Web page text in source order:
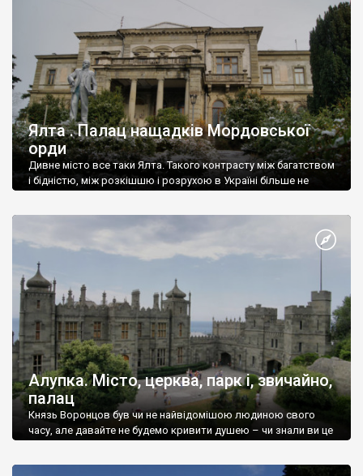
Ялта . Палац нащадків Мордовської
орди
Дивне місто все таки Ялта. Такого контрасту між багатством
і бідністю, між розкішшю і розрухою в Україні більше не
Алупка. Місто, церква, парк і, звичайно,
палац
Князь Воронцов був чи не найвідомішою людиною свого
часу, але давайте не будемо кривити душею – чи знали ви це